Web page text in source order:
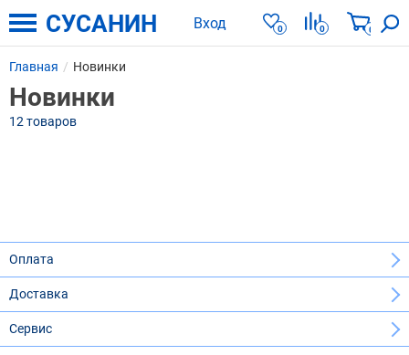
Вход 0 0 0
СУСАНИН
Главная Новинки
Новинки
12 товаров
Оплата
Доставка
Сервис